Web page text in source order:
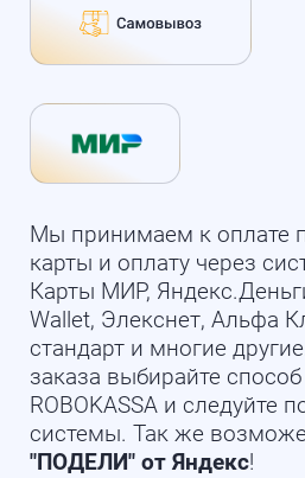
Мы принимаем к оплате
карты и оплату через
Карты МИР,
Wallet, Элекснет, Альфа
стандарт и многие
заказа выбирайте
ROBOKASSA и следуйте
системы. Так же
"ПОДЕЛИ" от Яндекс!